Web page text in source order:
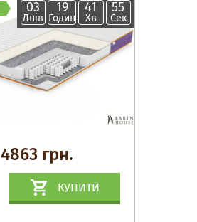
03
Днів
19
Годин
41
Хв
54
Сек
4863 грн.
КУПИТИ